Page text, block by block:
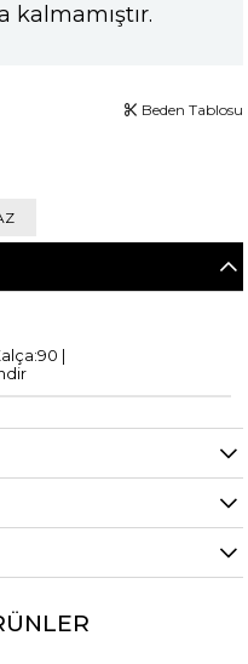
kalmamıştır.
Beden Tablosu
|